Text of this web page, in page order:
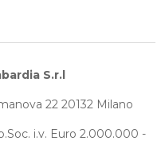
S.r.l
22 20132 Milano
i.v. Euro 2.000.000 -